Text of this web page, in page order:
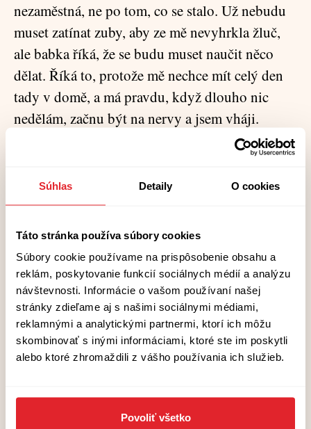
Súhlas Detaily O cookies
Táto stránka používa súbory cookies
Súbory cookie používame na prispôsobenie obsahu a
reklám, poskytovanie funkcií sociálnych médií a analýzu
návštevnosti. Informácie o vašom používaní našej
stránky zdieľame aj s našimi sociálnymi médiami,
reklamnými a analytickými partnermi, ktorí ich môžu
skombinovať s inými informáciami, ktoré ste im poskytli
alebo ktoré zhromaždili z vášho používania ich služieb.
Povoliť všetko
nezaměstná, ne po tom, co se stalo. Už nebudu
muset zatínat zuby, aby ze mě nevyhrkla žluč,
ale babka říká, že se budu muset naučit něco
dělat. Říká to, protože mě nechce mít celý den
tady v domě, a má pravdu, když dlouho nic
nedělám, začnu být na nervy a jsem vháji.
Bavilo by mě venčit lidem psy, ale za to mi tady
nikdo nezaplatí, tady mají psy zavřené v ohradě
a zaplaťpánbu, když jim tu a tam hodí přes
vrátka kousek tvrdého chleba. Tak pokračuju.
Když jsem vyndala šaty z batohu, svlíkla jsem
si tričko a vzala si čisté. Ráda bych vám řekla, že
vypadalo pěkně, ale není to pravda a já vám
chci věci vyprávět tak, jak se staly, a pravda je,
že obě trička byly ošklivý, vytahaný a
obnošený, ale to druhý aspoň nesmrdělo tím